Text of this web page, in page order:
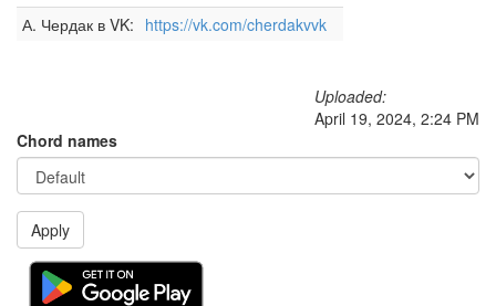
А. Чердак в VK: https://vk.com/cherdakvvk
Uploaded:
April 19, 2024, 2:24 PM
Chord names
Apply